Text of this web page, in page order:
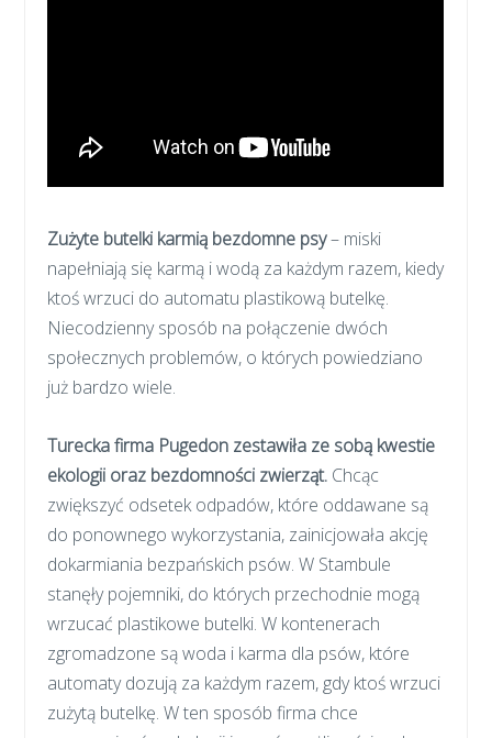
Zużyte butelki karmią bezdomne psy– miski
napełniają się karmą i wodą za każdym razem, kiedy
ktoś wrzuci do automatu plastikową butelkę.
Niecodzienny sposób na połączenie dwóch
społecznych problemów, o których powiedziano
już bardzo wiele.
Turecka firma Pugedon zestawiła ze sobą kwestie
ekologii oraz bezdomności zwierząt. Chcąc
zwiększyć odsetek odpadów, które oddawane są
do ponownego wykorzystania, zainicjowała akcję
dokarmiania bezpańskich psów. W Stambule
stanęły pojemniki, do których przechodnie mogą
wrzucać plastikowe butelki. W kontenerach
zgromadzone są woda i karma dla psów, które
automaty dozują za każdym razem, gdy ktoś wrzuci
zużytą butelkę. W ten sposób firma chce